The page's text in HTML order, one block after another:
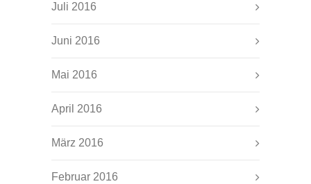
Juli 2016
Juni 2016
Mai 2016
April 2016
März 2016
Februar 2016